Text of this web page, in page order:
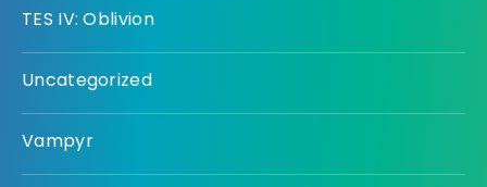
TES IV: Oblivion
Uncategorized
Vampyr